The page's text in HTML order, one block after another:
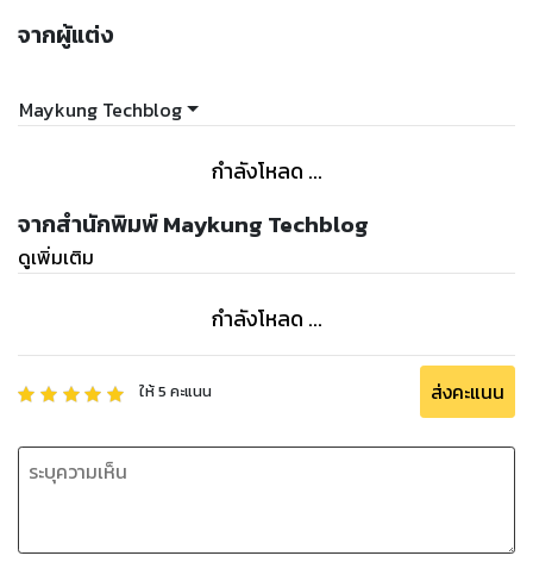
จากผู้แต่ง
Maykung Techblog
กำลังโหลด ...
จากสำนักพิมพ์ Maykung Techblog
ดูเพิ่มเติม
กำลังโหลด ...
ให้5 คะแนน ส่งคะแนน